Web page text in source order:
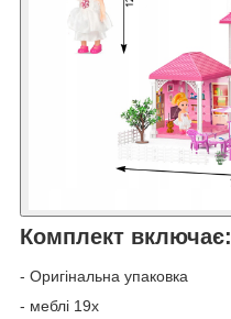
Комплект включає:
- Оригінальна упаковка
- меблі 19x